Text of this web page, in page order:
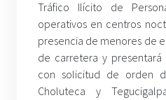
Tráfico Ilícito de
operativos en centros
presencia de menores de
de carretera y presentará
con solicitud de orden
Choluteca y